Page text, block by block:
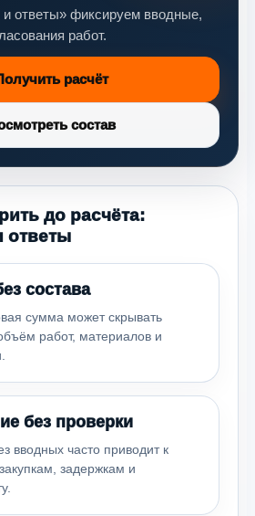
ответы» фиксируем вводные,
работ.
расчёт
состав
до расчёта:
ответы
состава
сумма может скрывать
работ, материалов и
без проверки
вводных часто приводит к
задержкам и